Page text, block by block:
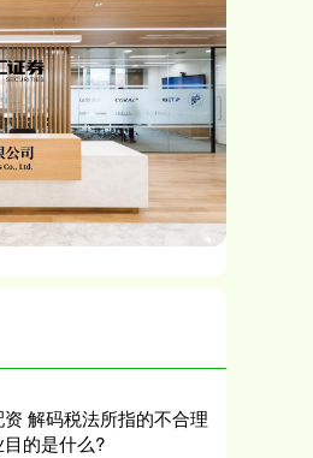
解码税法所指的不合理
的是什么?